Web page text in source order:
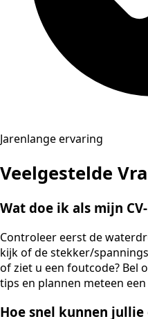
Jarenlange ervaring
Veelgestelde
Wat doe ik als mijn
Controleer eerst de
kijk of de stekker/
of ziet u een foutcode? Bel
tips en plannen meteen
Hoe snel kunnen jullie